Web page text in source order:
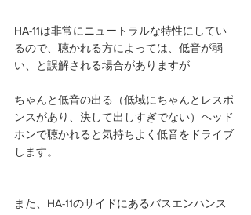
HA-11は非常にニュートラルな特性にしてい
るので、聴かれる方によっては、低音が弱
い、と誤解される場合がありますが
ちゃんと低音の出る（低域にちゃんとレスポ
ンスがあり、決して出しすぎでない）ヘッド
ホンで聴かれると気持ちよく低音をドライブ
します。
また、HA-11のサイドにあるバスエンハンス